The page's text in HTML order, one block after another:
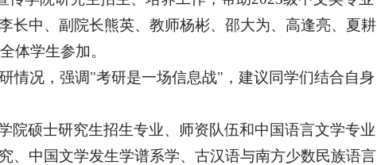
长中、副院长熊英、教师杨彬、邵大为、高逢亮、夏耕
体学生参加。
情况，强调"考研是一场信息战"，建议同学们结合自身
院硕士研究生招生专业、师资队伍和中国语言文学专业
、中国文学发生学谱系学、古汉语与南方少数民族语言